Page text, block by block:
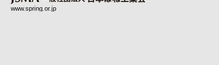
www.spring.or.jp